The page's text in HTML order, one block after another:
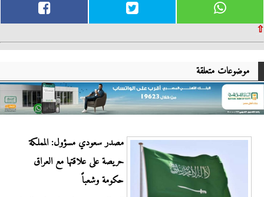
⇧
موضوعات متعلقة
مصدر سعودي مسؤول: المملكة
حريصة على علاقتها مع العراق
حكومة وشعباً